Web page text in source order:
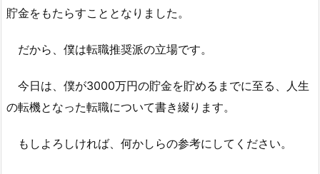
貯金をもたらすこととなりました。
だから、僕は転職推奨派の立場です。
今日は、僕が3000万円の貯金を貯めるまでに至る、人生
の転機となった転職について書き綴ります。
もしよろしければ、何かしらの参考にしてください。